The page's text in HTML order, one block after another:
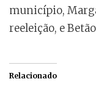
município,
reeleição, e
Relacionado